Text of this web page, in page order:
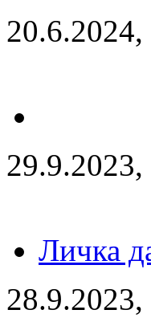
20.6.2024,
29.9.2023,
Личка
28.9.2023,